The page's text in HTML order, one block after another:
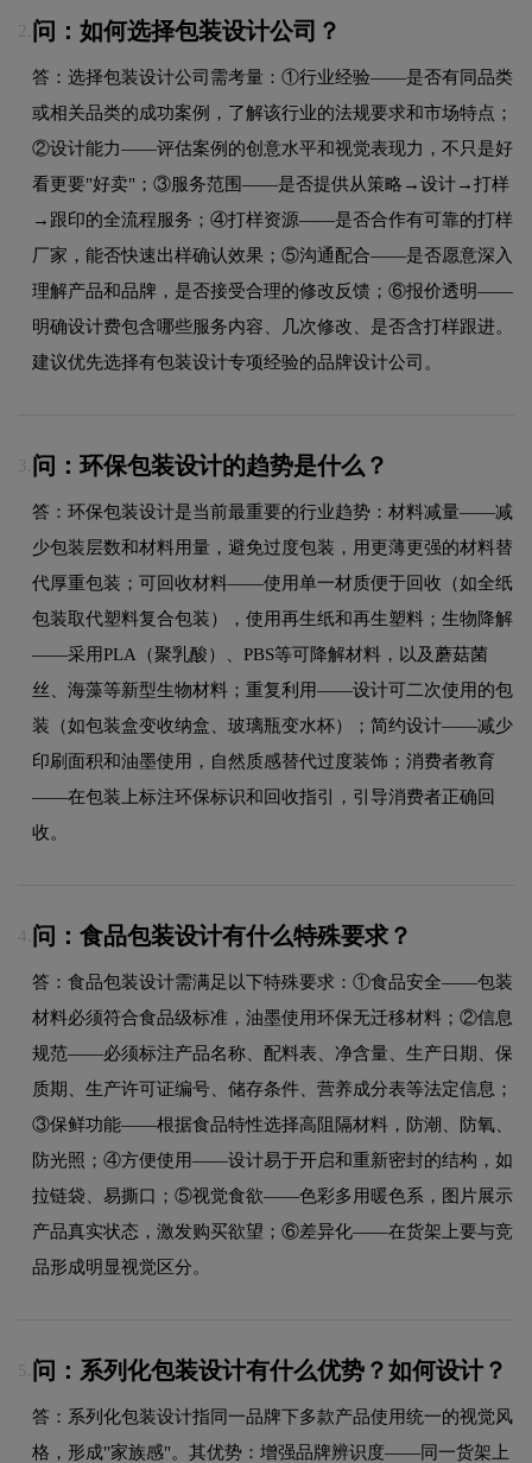
2. 问：如何选择包装设计公司？
答：选择包装设计公司需考量：①行业经验——是否有同品类
或相关品类的成功案例，了解该行业的法规要求和市场特点；
②设计能力——评估案例的创意水平和视觉表现力，不只是好
看更要"好卖"；③服务范围——是否提供从策略→设计→打样
→跟印的全流程服务；④打样资源——是否合作有可靠的打样
厂家，能否快速出样确认效果；⑤沟通配合——是否愿意深入
理解产品和品牌，是否接受合理的修改反馈；⑥报价透明——
明确设计费包含哪些服务内容、几次修改、是否含打样跟进。
建议优先选择有包装设计专项经验的品牌设计公司。
3. 问：环保包装设计的趋势是什么？
答：环保包装设计是当前最重要的行业趋势：材料减量——减
少包装层数和材料用量，避免过度包装，用更薄更强的材料替
代厚重包装；可回收材料——使用单一材质便于回收（如全纸
包装取代塑料复合包装），使用再生纸和再生塑料；生物降解
——采用PLA（聚乳酸）、PBS等可降解材料，以及蘑菇菌
丝、海藻等新型生物材料；重复利用——设计可二次使用的包
装（如包装盒变收纳盒、玻璃瓶变水杯）；简约设计——减少
印刷面积和油墨使用，自然质感替代过度装饰；消费者教育
——在包装上标注环保标识和回收指引，引导消费者正确回
收。
4. 问：食品包装设计有什么特殊要求？
答：食品包装设计需满足以下特殊要求：①食品安全——包装
材料必须符合食品级标准，油墨使用环保无迁移材料；②信息
规范——必须标注产品名称、配料表、净含量、生产日期、保
质期、生产许可证编号、储存条件、营养成分表等法定信息；
③保鲜功能——根据食品特性选择高阻隔材料，防潮、防氧、
防光照；④方便使用——设计易于开启和重新密封的结构，如
拉链袋、易撕口；⑤视觉食欲——色彩多用暖色系，图片展示
产品真实状态，激发购买欲望；⑥差异化——在货架上要与竞
品形成明显视觉区分。
5. 问：系列化包装设计有什么优势？如何设计？
答：系列化包装设计指同一品牌下多款产品使用统一的视觉风
格，形成"家族感"。其优势：增强品牌辨识度——同一货架上